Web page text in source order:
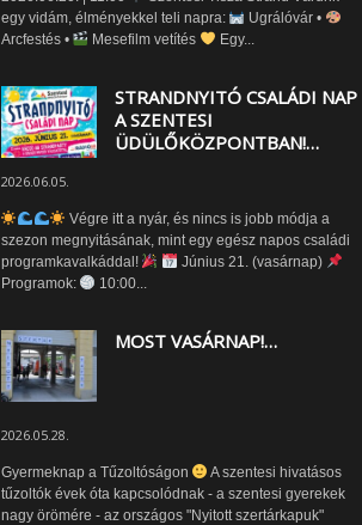
egy vidám, élményekkel teli napra:
Ugrálóvár •
Arcfestés •
Mesefilm vetítés Egy...
STRANDNYITÓ CSALÁDI NAP
A SZENTESI
ÜDÜLŐKÖZPONTBAN!…
2026.06.05.
Végre itt a nyár, és nincs is jobb módja a
szezon megnyitásának, mint egy egész napos családi
programkavalkáddal!
Június 21. (vasárnap)
Programok:
10:00...
MOST VASÁRNAP!…
2026.05.28.
Gyermeknap a Tűzoltóságon
A szentesi hivatásos
tűzoltók évek óta kapcsolódnak - a szentesi gyerekek
nagy örömére - az országos "Nyitott szertárkapuk"